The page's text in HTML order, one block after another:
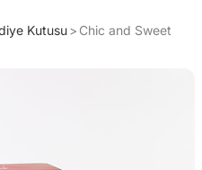
Kutusu Chic and Sweet